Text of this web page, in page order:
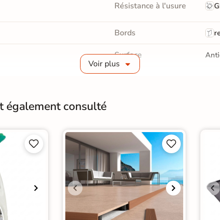
Résistance à l'usure
Bords
Surface
Conditionnement
Voir plus
également consulté

 
